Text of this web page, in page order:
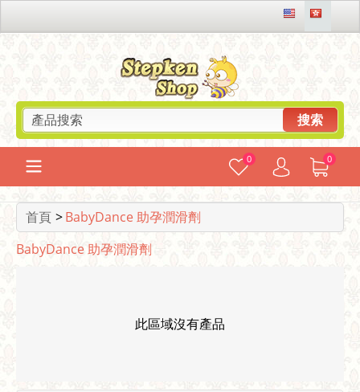
搜索
0 0
首頁 >BabyDance 助孕潤滑劑
BabyDance 助孕潤滑劑
此區域沒有產品